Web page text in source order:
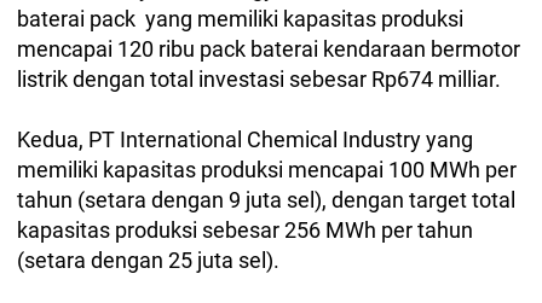
baterai pack yang memiliki kapasitas produksi
mencapai 120 ribu pack baterai kendaraan bermotor
listrik dengan total investasi sebesar Rp674 milliar.
Kedua, PT International Chemical Industry yang
memiliki kapasitas produksi mencapai 100 MWh per
tahun (setara dengan 9 juta sel), dengan target total
kapasitas produksi sebesar 256 MWh per tahun
(setara dengan 25 juta sel).